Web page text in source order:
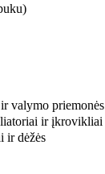
valymo priemonės
ir įkrovikliai
ir dėžės